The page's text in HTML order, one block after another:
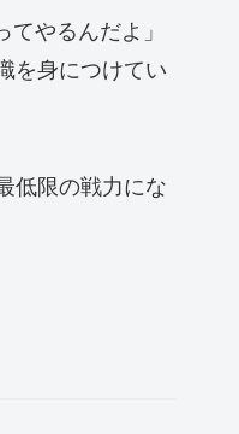
やるんだよ」
を身につけてい
低限の戦力にな